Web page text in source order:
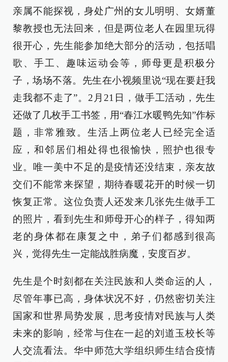
亲属不能探视，身处广州的女儿明明、女婿董
黎教授也无法回来，但是两位老人在园里玩得
很开心，先生能参加绝大部分的活动，包括唱
歌、手工、趣味运动会等，师母更是积极分
子，场场不落。先生在小视频里说“现在要赶我
走我都不走了”。2月21日，做手工活动，先生
还做了几枚手工书签，用“春江水暖鸭先知”作标
题，非常雅致。生活上两位老人已经完全适
应，和邻居们相处得也很愉快，照护也很专
业。唯一美中不足的是疫情还没结束，亲友故
交们不能常来探望，期待春暖花开的时候一切
恢复正常。这位负责人还发来几张先生做手工
的照片，看到先生和师母开心的样子，得知两
老的身体都在康复之中，弟子们都感到很高
兴，觉得先生一定能战胜病魔，安度百岁。
先生是个时刻都在关注民族和人类命运的人，
尽管年事已高，身体状况不好，仍然密切关注
国家和世界局势发展，思考疫情对民族与人类
未来的影响，经常与住在一起的刘道玉校长等
人交流看法。华中师范大学组织师生结合疫情